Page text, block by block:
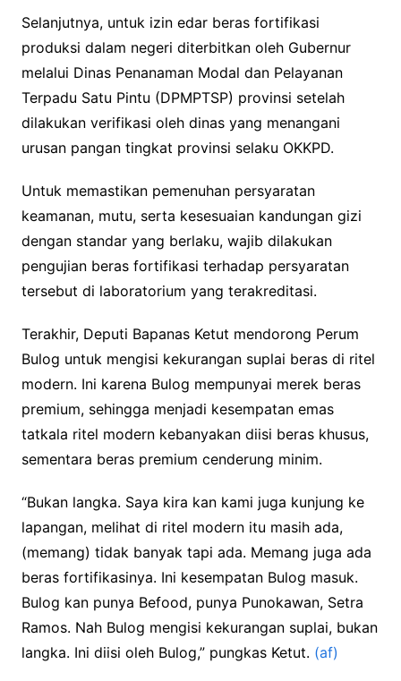
Selanjutnya, untuk izin edar beras fortifikasi
produksi dalam negeri diterbitkan oleh Gubernur
melalui Dinas Penanaman Modal dan Pelayanan
Terpadu Satu Pintu (DPMPTSP) provinsi setelah
dilakukan verifikasi oleh dinas yang menangani
urusan pangan tingkat provinsi selaku OKKPD.
Untuk memastikan pemenuhan persyaratan
keamanan, mutu, serta kesesuaian kandungan gizi
dengan standar yang berlaku, wajib dilakukan
pengujian beras fortifikasi terhadap persyaratan
tersebut di laboratorium yang terakreditasi.
Terakhir, Deputi Bapanas Ketut mendorong Perum
Bulog untuk mengisi kekurangan suplai beras di ritel
modern. Ini karena Bulog mempunyai merek beras
premium, sehingga menjadi kesempatan emas
tatkala ritel modern kebanyakan diisi beras khusus,
sementara beras premium cenderung minim.
“Bukan langka. Saya kira kan kami juga kunjung ke
lapangan, melihat di ritel modern itu masih ada,
(memang) tidak banyak tapi ada. Memang juga ada
beras fortifikasinya. Ini kesempatan Bulog masuk.
Bulog kan punya Befood, punya Punokawan, Setra
Ramos. Nah Bulog mengisi kekurangan suplai, bukan
langka. Ini diisi oleh Bulog,” pungkas Ketut. (af)